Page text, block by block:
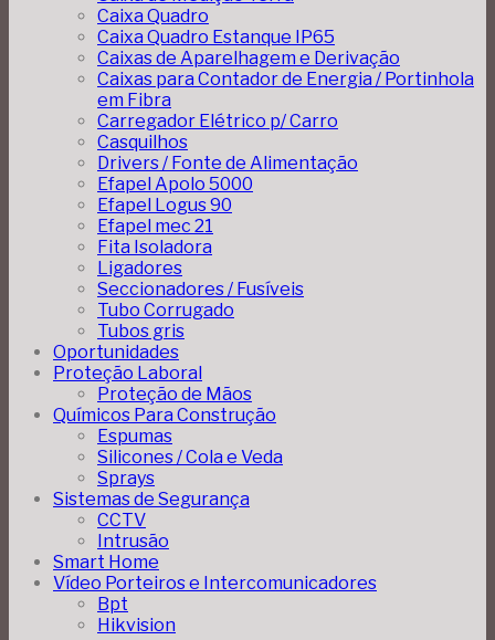
Caixa Quadro
Caixa Quadro Estanque IP65
Caixas de Aparelhagem e Derivação
Caixas para Contador de Energia / Portinhola
em Fibra
Carregador Elétrico p/ Carro
Casquilhos
Drivers / Fonte de Alimentação
Efapel Apolo 5000
Efapel Logus 90
Efapel mec 21
Fita Isoladora
Ligadores
Seccionadores / Fusíveis
Tubo Corrugado
Tubos gris
Oportunidades
Proteção Laboral
Proteção de Mãos
Químicos Para Construção
Espumas
Silicones / Cola e Veda
Sprays
Sistemas de Segurança
CCTV
Intrusão
Smart Home
Vídeo Porteiros e Intercomunicadores
Bpt
Hikvision